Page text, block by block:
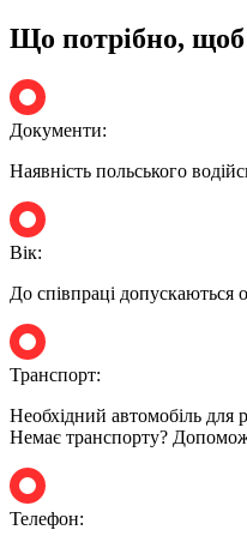
Що потрібно,
Документи:
Наявність польського
Вік:
До співпраці допускаються
Транспорт:
Необхідний автомобіль для
Немає транспорту?
Телефон: